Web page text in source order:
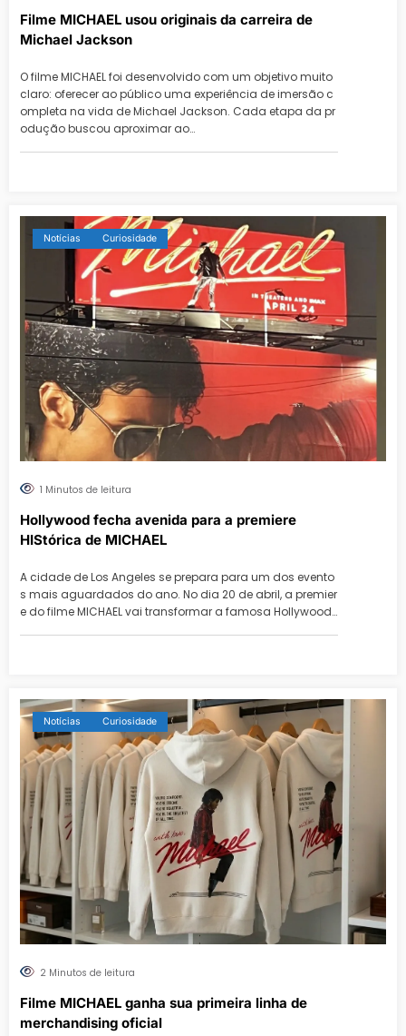
Filme MICHAEL usou originais da carreira de
Michael Jackson
O filme MICHAEL foi desenvolvido com um objetivo muito
claro: oferecer ao público uma experiência de imersão c
ompleta na vida de Michael Jackson. Cada etapa da pr
odução buscou aproximar ao…
Notícias Curiosidade
1 Minutos de leitura
Hollywood fecha avenida para a premiere
HIStórica de MICHAEL
A cidade de Los Angeles se prepara para um dos evento
s mais aguardados do ano. No dia 20 de abril, a premier
e do filme MICHAEL vai transformar a famosa Hollywood…
Notícias Curiosidade
2 Minutos de leitura
Filme MICHAEL ganha sua primeira linha de
merchandising oficial